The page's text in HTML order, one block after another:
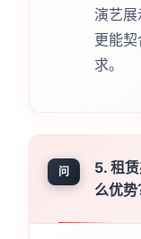
演艺
更能
求。
问
5. 租
么优势